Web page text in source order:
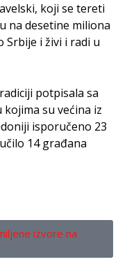
koji se tereti
na desetine miliona
Srbije i živi i radi u
potpisala sa
su većina iz
isporučeno 23
14 građana
izvore na